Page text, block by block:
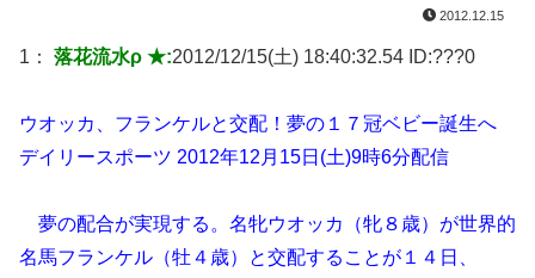
2012.12.15
1： 落花流水ρ ★:2012/12/15(土) 18:40:32.54 ID:???0
ウオッカ、フランケルと交配！夢の１７冠ベビー誕生へ
デイリースポーツ 2012年12月15日(土)9時6分配信
夢の配合が実現する。名牝ウオッカ（牝８歳）が世界的
名馬フランケル（牡４歳）と交配することが１４日、